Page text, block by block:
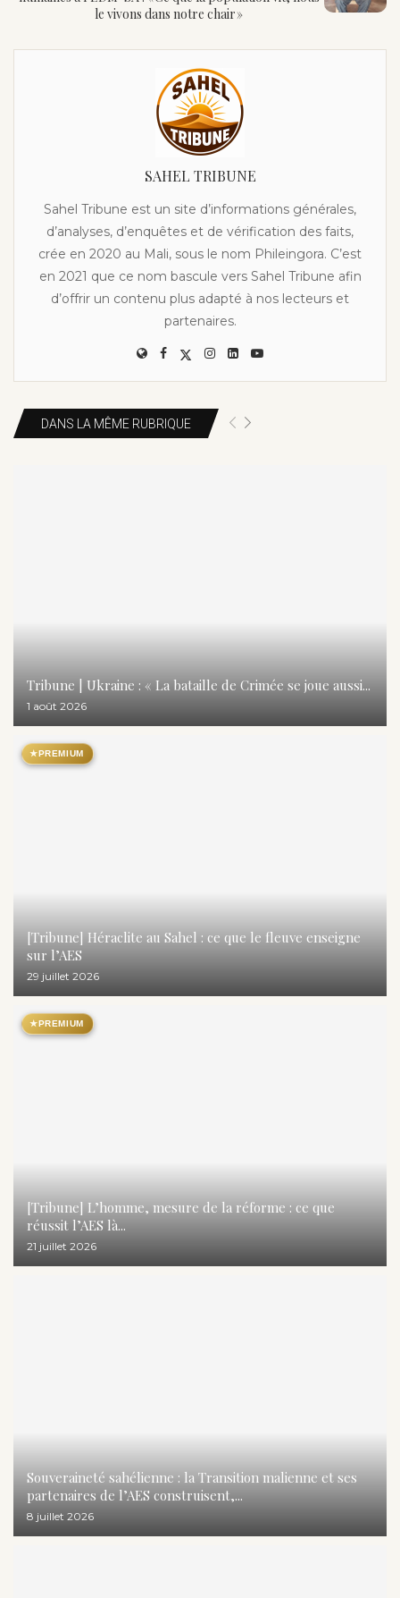
le vivons dans notre chair »
SAHEL TRIBUNE
Sahel Tribune est un site d’informations générales,
d’analyses, d’enquêtes et de vérification des faits,
crée en 2020 au Mali, sous le nom Phileingora. C’est
en 2021 que ce nom bascule vers Sahel Tribune afin
d’offrir un contenu plus adapté à nos lecteurs et
partenaires.
DANS LA MÊME RUBRIQUE
Tribune | Ukraine : « La bataille de Crimée se joue aussi...
1 août 2026
★PREMIUM
[Tribune] Héraclite au Sahel : ce que le fleuve enseigne
sur l’AES
29 juillet 2026
★PREMIUM
[Tribune] L’homme, mesure de la réforme : ce que
réussit l’AES là...
21 juillet 2026
Souveraineté sahélienne : la Transition malienne et ses
partenaires de l’AES construisent,...
8 juillet 2026